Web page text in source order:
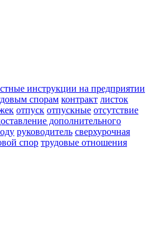
инструкции на предприятии
спорам контракт листок
отпуск отпускные отсутствие
дополнительного
руководитель сверхурочная
спор трудовые отношения